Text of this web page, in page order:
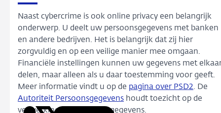
Naast cybercrime is ook online privacy een belangrijk
onderwerp. U deelt uw persoonsgegevens met banken
en andere bedrijven. Het is belangrijk dat zij hier
zorgvuldig en op een veilige manier mee omgaan.
Financiële instellingen kunnen uw gegevens met
delen, maar alleen als u daar toestemming voor geeft.
Meer informatie vindt u op de pagina over PSD2. De
Autoriteit Persoonsgegevens houdt toezicht op de
verwerking van persoonsgegevens.